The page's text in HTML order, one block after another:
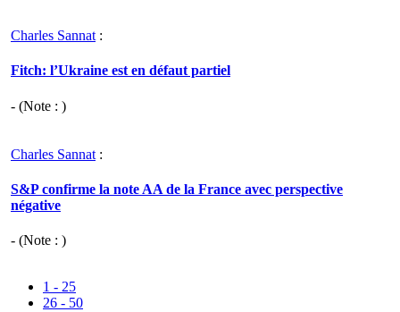
Charles Sannat :
Fitch: l’Ukraine est en défaut partiel
- (Note : )
Charles Sannat :
S&P confirme la note AA de la France avec perspective
négative
- (Note : )
1 - 25
26 - 50